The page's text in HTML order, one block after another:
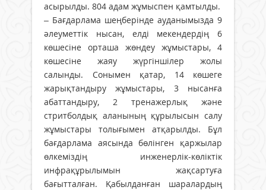
асырылды. 804 адам жұмыспен қамтылды.
– Бағдарлама шеңберінде ауданымызда 9
әлеуметтік нысан, елді мекендердің 6
көшесіне орташа жөндеу жұмыстары, 4
көшесіне жаяу жүргіншілер жолы
салынды. Сонымен қатар, 14 көшеге
жарықтандыру жұмыстары, 3 нысанға
абаттандыру, 2 тренажерлық және
стритболдық аланының құрылысын салу
жұмыстары толығымен атқарылды. Бұл
бағдарлама аясында бөлінген қаржылар
өлкеміздің инженерлік-көліктік
инфрақұрылымын жақсартуға
бағытталған. Қабылданған шаралардың